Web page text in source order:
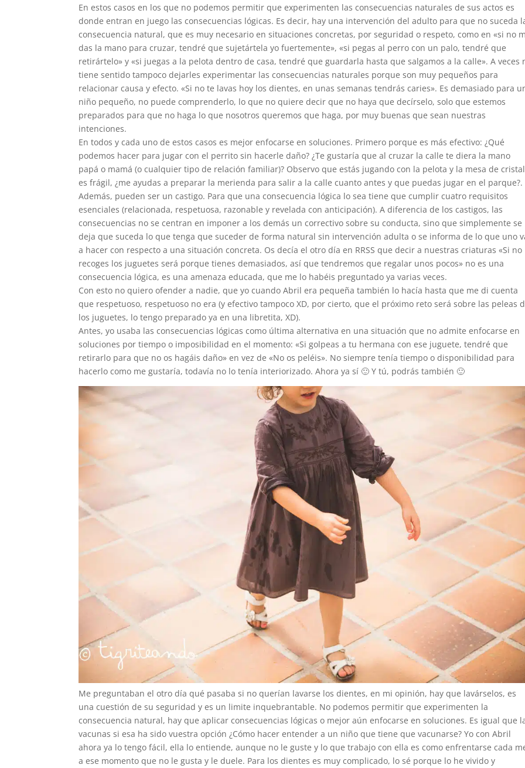
En estos casos en los que no podemos permitir que experimenten las consecuencias naturales de sus actos es
donde entran en juego las consecuencias lógicas. Es decir, hay una intervención del adulto para que no suceda
consecuencia natural, que es muy necesario en situaciones concretas, por seguridad o respeto, como en «si no
das la mano para cruzar, tendré que sujetártela yo fuertemente», «si pegas al perro con un palo, tendré que
retirártelo» y «si juegas a la pelota dentro de casa, tendré que guardarla hasta que salgamos a la calle». A veces
tiene sentido tampoco dejarles experimentar las consecuencias naturales porque son muy pequeños para
relacionar causa y efecto. «Si no te lavas hoy los dientes, en unas semanas tendrás caries». Es demasiado para
niño pequeño, no puede comprenderlo, lo que no quiere decir que no haya que decírselo, solo que estemos
preparados para que no haga lo que nosotros queremos que haga, por muy buenas que sean nuestras
intenciones.
En todos y cada uno de estos casos es mejor enfocarse en soluciones. Primero porque es más efectivo: ¿Qué
podemos hacer para jugar con el perrito sin hacerle daño? ¿Te gustaría que al cruzar la calle te diera la mano
papá o mamá (o cualquier tipo de relación familiar)? Observo que estás jugando con la pelota y la mesa de cristal
es frágil, ¿me ayudas a preparar la merienda para salir a la calle cuanto antes y que puedas jugar en el parque?.
Además, pueden ser un castigo. Para que una consecuencia lógica lo sea tiene que cumplir cuatro requisitos
esenciales (relacionada, respetuosa, razonable y revelada con anticipación). A diferencia de los castigos, las
consecuencias no se centran en imponer a los demás un correctivo sobre su conducta, sino que simplemente se
deja que suceda lo que tenga que suceder de forma natural sin intervención adulta o se informa de lo que uno
a hacer con respecto a una situación concreta. Os decía el otro día en RRSS que decir a nuestras criaturas «Si no
recoges los juguetes será porque tienes demasiados, así que tendremos que regalar unos pocos» no es una
consecuencia lógica, es una amenaza educada, que me lo habéis preguntado ya varias veces.
Con esto no quiero ofender a nadie, que yo cuando Abril era pequeña también lo hacía hasta que me di cuenta
que respetuoso, respetuoso no era (y efectivo tampoco XD, por cierto, que el próximo reto será sobre las peleas
los juguetes, lo tengo preparado ya en una libretita, XD).
Antes, yo usaba las consecuencias lógicas como última alternativa en una situación que no admite enfocarse en
soluciones por tiempo o imposibilidad en el momento: «Si golpeas a tu hermana con ese juguete, tendré que
retirarlo para que no os hagáis daño» en vez de «No os peléis». No siempre tenía tiempo o disponibilidad para
hacerlo como me gustaría, todavía no lo tenía interiorizado. Ahora ya sí 🙂 Y tú, podrás también 🙂
Me preguntaban el otro día qué pasaba si no querían lavarse los dientes, en mi opinión, hay que lavárselos, es
una cuestión de su seguridad y es un limite inquebrantable. No podemos permitir que experimenten la
consecuencia natural, hay que aplicar consecuencias lógicas o mejor aún enfocarse en soluciones. Es igual que
vacunas si esa ha sido vuestra opción ¿Cómo hacer entender a un niño que tiene que vacunarse? Yo con Abril
ahora ya lo tengo fácil, ella lo entiende, aunque no le guste y lo que trabajo con ella es como enfrentarse cada
a ese momento que no le gusta y le duele. Para los dientes es muy complicado, lo sé porque lo he vivido y